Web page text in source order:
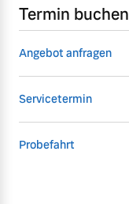
Termin buchen
Angebot anfragen
Servicetermin
Probefahrt